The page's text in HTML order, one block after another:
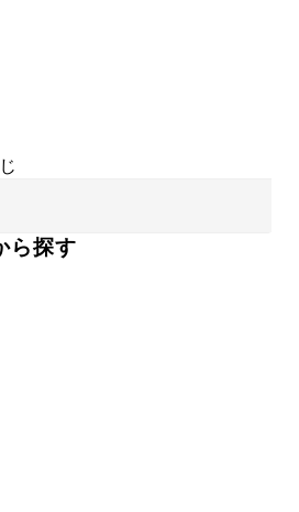
ら探す